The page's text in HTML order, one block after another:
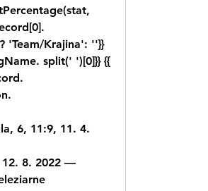
'Team/Krajina': ''}}
split(' ')[0]}} {{
6, 11:9, 11. 4.
12. 8. 2022 —